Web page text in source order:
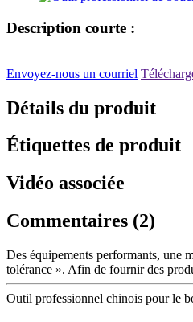
Description courte :
Envoyez-nous un courriel
Détails du produit
Étiquettes de produit
Vidéo associée
Commentaires (2)
Des équipements performants, une
tolérance ». Afin de fournir des
Outil professionnel chinois pour le